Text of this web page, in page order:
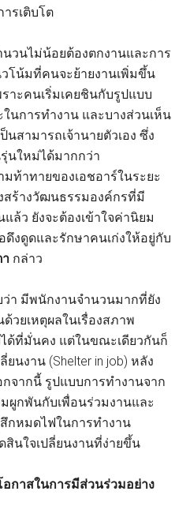
รเติบโต
วนไม่น้อยต้องตกงานและการ
วโน้มที่คนจะย้ายงานเพิ่มขึ้น
าะคนเริ่มเคยชินกับรูปแบบ
นการทำงาน และบางส่วนเห็น
นสามารถเจ้านายตัวเอง ซึ่ง
นใหม่ได้มากกว่า
ท้าทายของเอชอาร์ในระยะ
สร้างวัฒนธรรมองค์กรที่มี
ล้ว ยังจะต้องเข้าใจค่านิยม
งดูดและรักษาคนเก่งให้อยู่กับ
กล่าว
ว่า มีพนักงานจำนวนมากที่ยัง
วยเหตุผลในเรื่องสภาพ
ด้ที่มั่นคง แต่ในขณะเดียวกันก็
นงาน (Shelter in job) หลัง
จากนี้ รูปแบบการทำงานจาก
ผูกพันกับเพื่อนร่วมงานและ
กหมดไฟในการทำงาน
สินใจเปลี่ยนงานที่ง่ายขึ้น
กาสในการมีส่วนร่วมอย่าง